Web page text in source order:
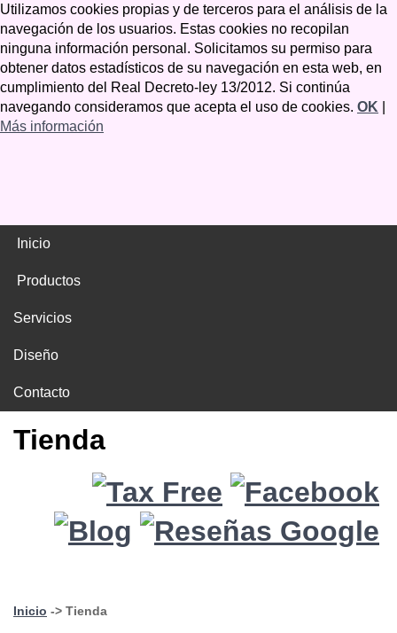
Utilizamos cookies propias y de terceros para el análisis de la
navegación de los usuarios. Estas cookies no recopilan
ninguna información personal. Solicitamos su permiso para
obtener datos estadísticos de su navegación en esta web, en
cumplimiento del Real Decreto-ley 13/2012. Si continúa
navegando consideramos que acepta el uso de cookies. OK
Más información
Inicio
Productos
Servicios
Diseño
Contacto
Tienda
Inicio -> Tienda